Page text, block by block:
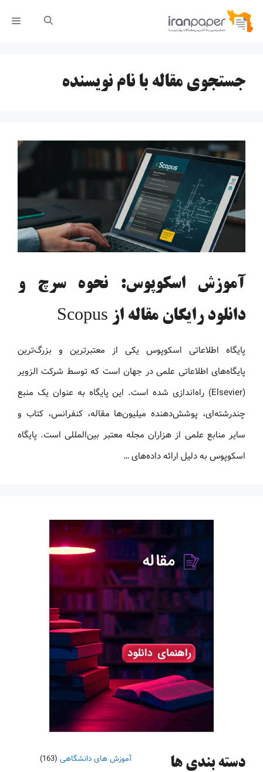
پرش
جستجوی مقاله با نام نویسنده
آموزش اسکوپوس: نحوه سرچ و
دانلود رایگان مقاله از Scopus
پایگاه اطلاعاتی اسکوپوس یکی از معتبرترین و بزرگ‌ترین
پایگاه‌های اطلاعاتی علمی در جهان است که توسط شرکت الزویر
(Elsevier) راه‌اندازی شده است. این پایگاه به عنوان یک منبع
چندرشته‌ای، پوشش‌دهنده میلیون‌ها مقاله، کنفرانس، کتاب و
سایر منابع علمی از هزاران مجله معتبر بین‌المللی است. پایگاه
اسکوپوس به دلیل ارائه داده‌های …
دسته‌ بندی ها آموزش های دانشگاهی (163)